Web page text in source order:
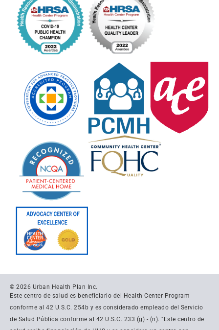
© 2026 Urban Health Plan Inc.
Este centro de salud es beneficiario del Health Center Program
conforme al 42 U.S.C. 254b y es considerado empleado del Servicio
de Salud Pública conforme al 42 U.S.C. 233 (g) - (n). "Este centro de